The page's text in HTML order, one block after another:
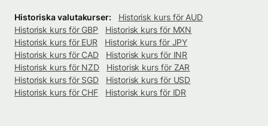
Historiska valutakurser:
Historisk kurs för AUD
Historisk kurs för GBP
Historisk kurs för MXN
Historisk kurs för EUR
Historisk kurs för JPY
Historisk kurs för CAD
Historisk kurs för INR
Historisk kurs för NZD
Historisk kurs för ZAR
Historisk kurs för SGD
Historisk kurs för USD
Historisk kurs för CHF
Historisk kurs för IDR